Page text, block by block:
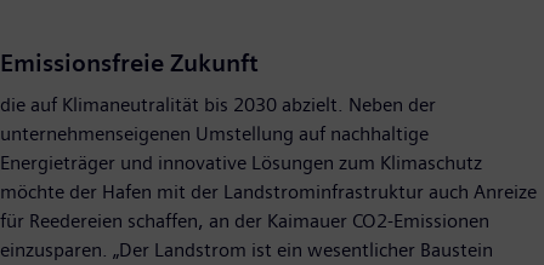
Emissionsfreie Zukunft
die auf Klimaneutralität bis 2030 abzielt. Neben der
unternehmenseigenen Umstellung auf nachhaltige
Energieträger und innovative Lösungen zum Klimaschutz
möchte der Hafen mit der Landstrominfrastruktur auch Anreize
für Reedereien schaffen, an der Kaimauer CO2-Emissionen
einzusparen. „Der Landstrom ist ein wesentlicher Baustein